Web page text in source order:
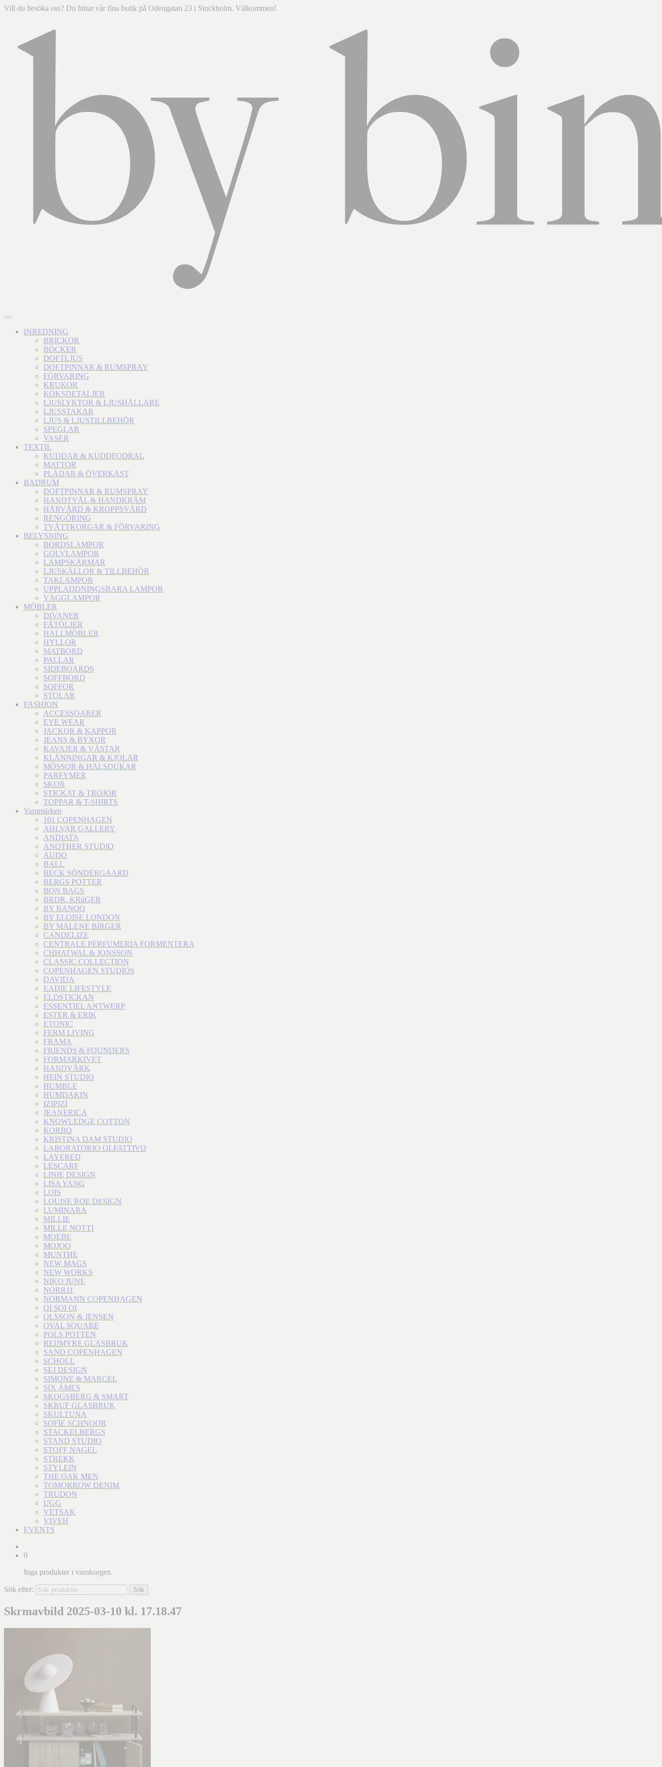
Vill du besöka oss? Du hittar vår fina butik på Odengatan 23 i Stockholm. Välkommen!
INREDNING
BRICKOR
BÖCKER
DOFTLJUS
DOFTPINNAR & RUMSPRAY
FÖRVARING
KRUKOR
KÖKSDETALJER
LJUSLYKTOR & LJUSHÅLLARE
LJUSSTAKAR
LJUS & LJUSTILLBEHÖR
SPEGLAR
VASER
TEXTIL
KUDDAR & KUDDFODRAL
MATTOR
PLÄDAR & ÖVERKAST
BADRUM
DOFTPINNAR & RUMSPRAY
HANDTVÅL & HANDKRÄM
HÅRVÅRD & KROPPSVÅRD
RENGÖRING
TVÄTTKORGAR & FÖRVARING
BELYSNING
BORDSLAMPOR
GOLVLAMPOR
LAMPSKÄRMAR
LJUSKÄLLOR & TILLBEHÖR
TAKLAMPOR
UPPLADDNINGSBARA LAMPOR
VÄGGLAMPOR
MÖBLER
DIVANER
FÅTÖLJER
HALLMÖBLER
HYLLOR
MATBORD
PALLAR
SIDEBOARDS
SOFFBORD
SOFFOR
STOLAR
FASHION
ACCESSOARER
EYE WEAR
JACKOR & KAPPOR
JEANS & BYXOR
KAVAJER & VÄSTAR
KLÄNNINGAR & KJOLAR
MÖSSOR & HALSDUKAR
PARFYMER
SKOR
STICKAT & TRÖJOR
TOPPAR & T-SHIRTS
Varumärken
101 COPENHAGEN
AHLVAR GALLERY
ANDIATA
ANOTHER STUDIO
AUDO
BALL
BECK SÖNDERGAARD
BERGS POTTER
BON BAGS
BRDR. KRüGER
BY BANOO
BY ELOISE LONDON
BY MALENE BIRGER
CANDELIZE
CENTRALE PERFUMERIA FORMENTERA
CHHATWAL & JONSSON
CLASSIC COLLECTION
COPENHAGEN STUDIOS
DAVIDA
EADIE LIFESTYLE
ELDSTICKAN
ESSENTIEL ANTWERP
ESTER & ERIK
ETONIC
FERM LIVING
FRAMA
FRIENDS & FOUNDERS
FORMARKIVET
HANDVÄRK
HEIN STUDIO
HUMBLE
HUMDAKIN
IZIPIZI
JEANERICA
KNOWLEDGE COTTON
KORBO
KRISTINA DAM STUDIO
LABORATORIO OLFATTIVO
LAYERED
LESCARF
LINIE DESIGN
LISA YANG
LOIS
LOUISE ROE DESIGN
LUMINARA
MILLIE
MILLE NOTTI
MOEBE
MOJOO
MUNTHE
NEW MAGS
NEW WORKS
NIKO JUNE
NORR11
NORMANN COPENHAGEN
OI SOI OI
OLSSON & JENSEN
OVAL SQUARE
POLS POTTEN
REIJMYRE GLASBRUK
SAND COPENHAGEN
SCHOLL
SEJ DESIGN
SIMONE & MARCEL
SIX ÁMES
SKOGSBERG & SMART
SKRUF GLASBRUK
SKULTUNA
SOFIE SCHNOOR
STACKELBERGS
STAND STUDIO
STOFF NAGEL
STREKK
STYLEIN
THE OAK MEN
TOMORROW DENIM
TRUDON
UGG
VETSAK
VIVEH
EVENTS
0
Inga produkter i varukorgen.
Sök efter: Sök
Skrmavbild 2025-03-10 kl. 17.18.47